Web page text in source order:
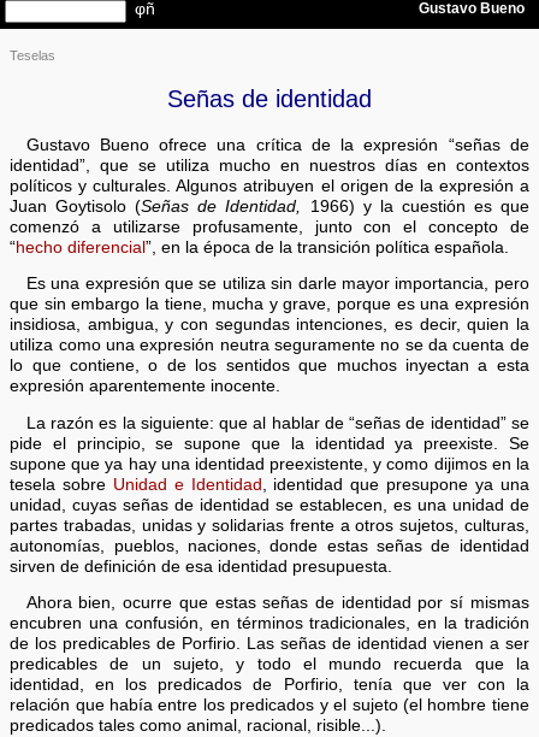
Teselas
Señas de identidad
Gustavo Bueno ofrece una crítica de la expresión “señas de
identidad”, que se utiliza mucho en nuestros días en contextos
políticos y culturales. Algunos atribuyen el origen de la expresión a
Juan Goytisolo (Señas de Identidad,
1966) y la cuestión es que
comenzó a utilizarse profusamente, junto con el concepto de
“hecho diferencial”, en la época de la transición política española.
Es una expresión que se utiliza sin darle mayor importancia, pero
que sin embargo la tiene, mucha y grave, porque es una expresión
insidiosa, ambigua, y con segundas intenciones, es decir, quien la
utiliza como una expresión neutra seguramente no se da cuenta de
lo que contiene, o de los sentidos que muchos inyectan a esta
expresión aparentemente inocente.
La razón es la siguiente: que al hablar de “señas de identidad” se
pide el principio, se supone que la identidad ya preexiste. Se
supone que ya hay una identidad preexistente, y como dijimos en la
tesela sobre Unidad e Identidad , identidad que presupone ya una
unidad, cuyas señas de identidad se establecen, es una unidad de
partes trabadas, unidas y solidarias frente a otros sujetos, culturas,
autonomías, pueblos, naciones, donde estas señas de identidad
sirven de definición de esa identidad presupuesta.
Ahora bien, ocurre que estas señas de identidad por sí mismas
encubren una confusión, en términos tradicionales, en la tradición
de los predicables de Porfirio. Las señas de identidad vienen a ser
predicables de un sujeto, y todo el mundo recuerda que la
identidad, en los predicados de Porfirio, tenía que ver con la
relación que había entre los predicados y el sujeto (el hombre tiene
predicados tales como animal, racional, risible...).